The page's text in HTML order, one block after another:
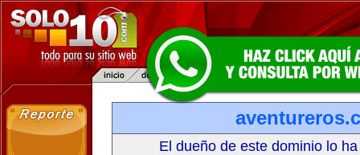
El dueño de este dominio lo